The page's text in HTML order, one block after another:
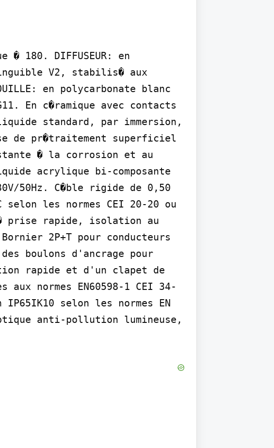
180. DIFFUSEUR: en
V2, stabilis� aux
en polycarbonate blanc
En c�ramique avec contacts
standard, par immersion,
de pr�traitement superficiel
� la corrosion et au
acrylique bi-composante
50Hz. C�ble rigide de 0,50
selon les normes CEI 20-20 ou
� prise rapide, isolation au
2P+T pour conducteurs
des boulons d'ancrage pour
rapide et d'un clapet de
normes EN60598-1 CEI 34-
selon les normes EN
anti-pollution lumineuse,